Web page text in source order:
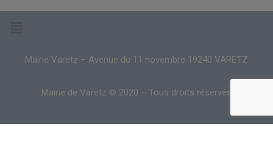
Mairie Varetz – Avenue du 11 novembre 19240 VARETZ
Mairie de Varetz © 2020 – Tous droits réservés